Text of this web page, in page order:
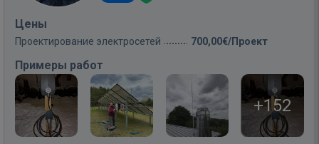
Цены
Проектирование электросетей 700,00€/Проект
Примеры работ
+152